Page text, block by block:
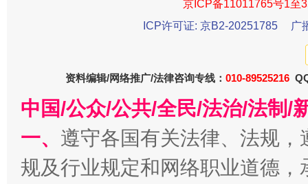
从幼
京ICP备11011765号1至
ICP许可证: 京B2-20251785
广
资料编辑/网络推广/法律咨询专线： 010-89525216
中国/公众/公共/全民/法治/法制/
一、 遵守各国有关法律、法规
规及行业规定和网络职业道德